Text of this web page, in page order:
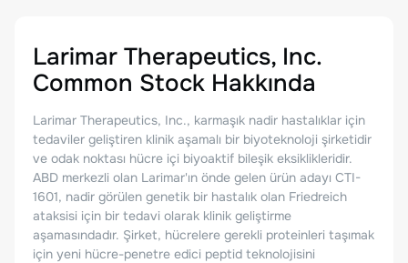
Larimar Therapeutics, Inc.
Common Stock Hakkında
Larimar Therapeutics, Inc., karmaşık nadir hastalıklar için
tedaviler geliştiren klinik aşamalı bir biyoteknoloji şirketidir
ve odak noktası hücre içi biyoaktif bileşik eksiklikleridir.
ABD merkezli olan Larimar'ın önde gelen ürün adayı CTI-
1601, nadir görülen genetik bir hastalık olan Friedreich
ataksisi için bir tedavi olarak klinik geliştirme
aşamasındadır. Şirket, hücrelere gerekli proteinleri taşımak
için yeni hücre-penetre edici peptid teknolojisini